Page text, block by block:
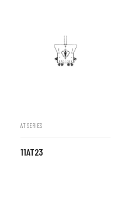
AT SERIES
11AT23